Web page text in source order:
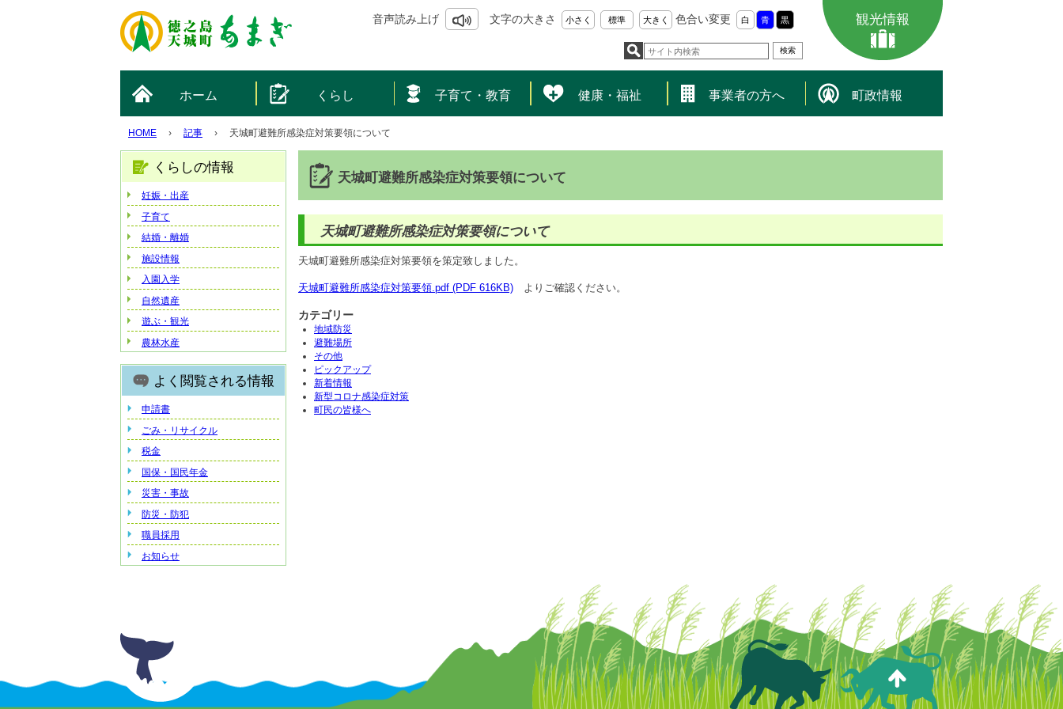
音声読み上げ 文字の大きさ 小さく 標準 大きく 色合い変更 白 青 黒 観光情報
ホーム くらし 子育て・教育 健康・福祉 事業者の方へ 町政情報
HOME › 記事 › 天城町避難所感染症対策要領について
天城町避難所感染症対策要領について
天城町避難所感染症対策要領について
天城町避難所感染症対策要領を策定致しました。
天城町避難所感染症対策要領.pdf (PDF 616KB) よりご確認ください。
カテゴリー
地域防災
避難場所
その他
ピックアップ
新着情報
新型コロナ感染症対策
町民の皆様へ
くらしの情報
妊娠・出産
子育て
結婚・離婚
施設情報
入園入学
自然遺産
遊ぶ・観光
農林水産
よく閲覧される情報
申請書
ごみ・リサイクル
税金
国保・国民年金
災害・事故
防災・防犯
職員採用
お知らせ